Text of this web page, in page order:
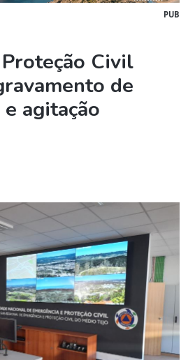
PUB
Proteção Civil
de
agitação